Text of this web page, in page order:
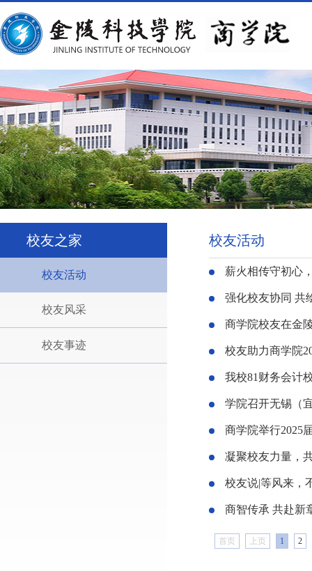
校友之家
校友活动
校友风采
校友事迹
校友活动
薪火相传守初心
强化校友协同 共
商学院校友在金
校友助力商学院
我校81财务会计
学院召开无锡（
商学院举行2025
凝聚校友力量，
校友说|等风来，
商智传承 共赴新
首页 上页 1 2